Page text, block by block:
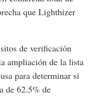
que Lighthizer
de verificación
ampliación de la lista
para determinar si
de 62.5% de